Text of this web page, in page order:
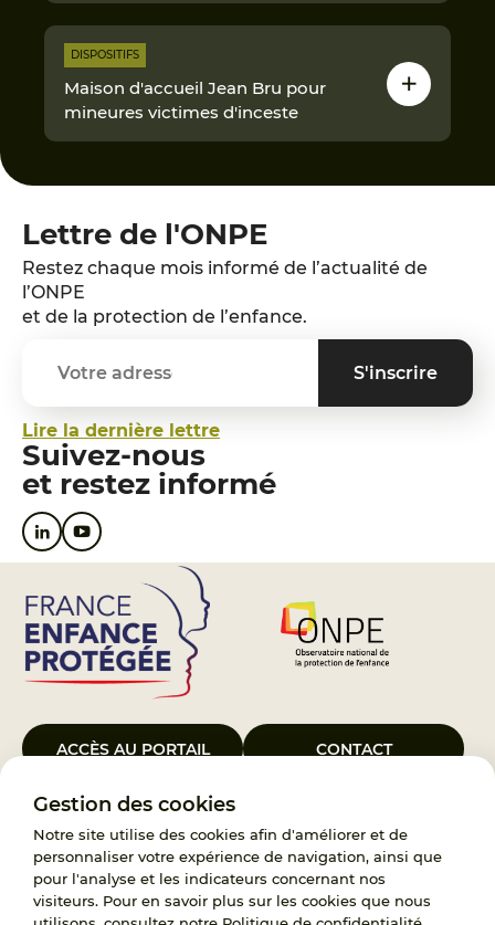
Gestion des cookies
Notre site utilise des cookies afin d'améliorer et de
personnaliser votre expérience de navigation, ainsi que
pour l'analyse et les indicateurs concernant nos
visiteurs. Pour en savoir plus sur les cookies que nous
DISPOSITIFS
Maison d'accueil Jean Bru pour
mineures victimes d'inceste
Lettre de l'ONPE
Restez chaque mois informé de l’actualité de
l’ONPE
et de la protection de l’enfance.
Lire la dernière lettre
Suivez-nous
et restez informé
ACCÈS AU PORTAIL CONTACT
Le Groupement d’Intérêt Public France Enfance Protégée, créé le 5
janvier 2023, a pour objet d’assurer les missions de service public du
119, d’accompagnement des adoptants et de traitement des
demandes d’accès aux origines personnelles. France Enfance
Protégée est également un observatoire et une ressource pour
l’ensemble des professionnels, ainsi qu’un appui à l’élaboration de la